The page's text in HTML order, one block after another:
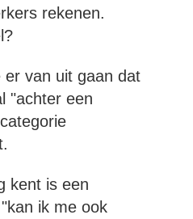
rekenen.
er van uit gaan dat
"achter een
kent is een
ik me ook